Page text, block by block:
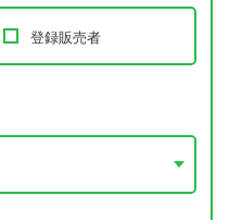
登録販売者